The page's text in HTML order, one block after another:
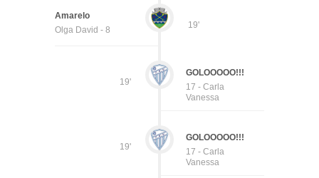
19'
Amarelo
Olga David - 8
19'
GOLOOOOO!!!
17 - Carla
Vanessa
19'
GOLOOOOO!!!
17 - Carla
Vanessa